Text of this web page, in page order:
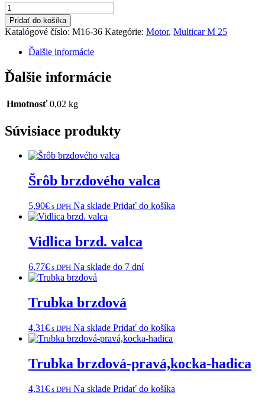
množstvo
Prietokový
šrôb
s
ventilom
Pridať do košíka
Katalógové číslo: M16-36 Kategórie: Motor, Multicar M 25
Ďalšie informácie
Ďalšie informácie
Hmotnosť 0,02 kg
Súvisiace produkty
Šrôb brzdového valca
5,90€ s DPH Na sklade Pridať do košíka
Vidlica brzd. valca
6,77€ s DPH Na sklade do 7 dní
Trubka brzdová
4,31€ s DPH Na sklade Pridať do košíka
Trubka brzdová-pravá,kocka-hadica
4,31€ s DPH Na sklade Pridať do košíka